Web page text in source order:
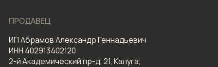
ПРОДАВЕЦ
ИП Абрамов Александр Геннадьевич
ИНН 402913402120
2-й Академический пр-д, 21, Калуга,